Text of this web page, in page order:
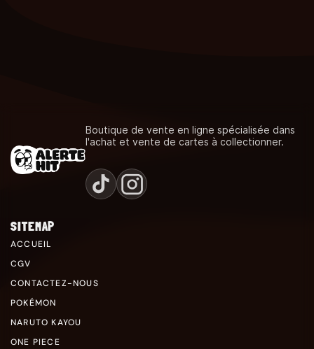
Boutique de vente en ligne spécialisée dans
l'achat et vente de cartes à collectionner.
SITEMAP
ACCUEIL
CGV
CONTACTEZ-NOUS
POKÉMON
NARUTO KAYOU
ONE PIECE